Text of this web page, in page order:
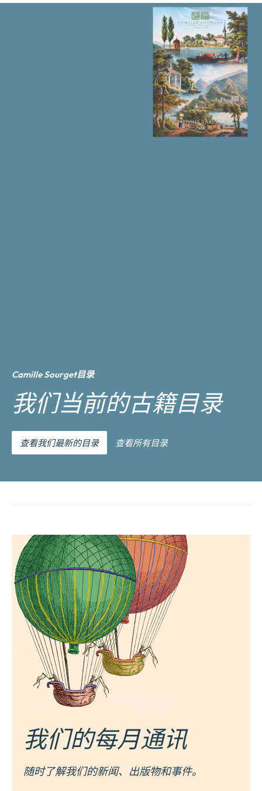
Camille Sourget目录
我们当前的古籍目录
查看我们最新的目录 查看所有目录
我们的每月通讯
随时了解我们的新闻、出版物和事件。